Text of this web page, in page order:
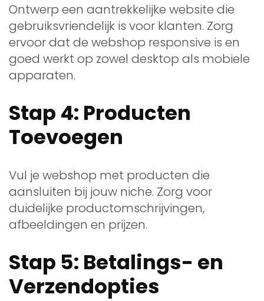
Ontwerp een aantrekkelijke website die
gebruiksvriendelijk is voor klanten. Zorg
ervoor dat de webshop responsive is en
goed werkt op zowel desktop als mobiele
apparaten.
Stap 4: Producten
Toevoegen
Vul je webshop met producten die
aansluiten bij jouw niche. Zorg voor
duidelijke productomschrijvingen,
afbeeldingen en prijzen.
Stap 5: Betalings- en
Verzendopties